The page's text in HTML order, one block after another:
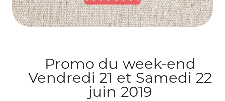
Promo du week-end
Vendredi 21 et Samedi 22
juin 2019